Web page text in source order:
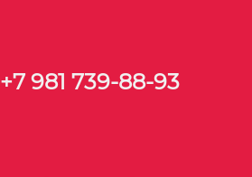
+7 981 739-88-93